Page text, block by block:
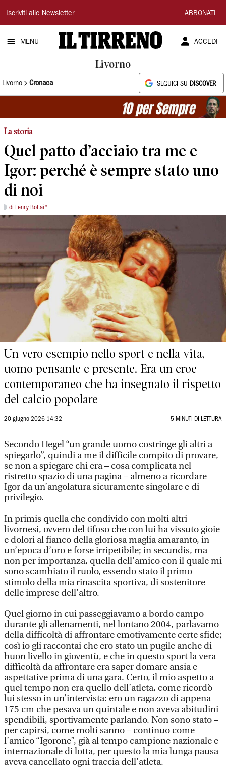
Il
Tirreno
Iscriviti alle Newsletter ABBONATI
MENU ACCEDI
Livorno
Livorno Cronaca SEGUICI SU DISCOVER
La storia
Quel patto d’acciaio tra me e
Igor: perché è sempre stato uno
di noi
di Lenny Bottai*
Un vero esempio nello sport e nella vita,
uomo pensante e presente. Era un eroe
contemporaneo che ha insegnato il rispetto
del calcio popolare
20 giugno 2026 14:32 5 MINUTI DI LETTURA
Secondo Hegel “un grande uomo costringe gli altri a
spiegarlo”, quindi a me il difficile compito di provare,
se non a spiegare chi era – cosa complicata nel
ristretto spazio di una pagina – almeno a ricordare
Igor da un’angolatura sicuramente singolare e di
privilegio.
In primis quella che condivido con molti altri
livornesi, ovvero del tifoso che con lui ha vissuto gioie
e dolori al fianco della gloriosa maglia amaranto, in
un’epoca d’oro e forse irripetibile; in secundis, ma
non per importanza, quella dell’amico con il quale mi
sono scambiato il ruolo, essendo stato il primo
stimolo della mia rinascita sportiva, di sostenitore
delle imprese dell’altro.
Quel giorno in cui passeggiavamo a bordo campo
durante gli allenamenti, nel lontano 2004, parlavamo
della difficoltà di affrontare emotivamente certe sfide;
così io gli raccontai che ero stato un pugile anche di
buon livello in gioventù, e che in questo sport la vera
difficoltà da affrontare era saper domare ansia e
aspettative prima di una gara. Certo, il mio aspetto a
quel tempo non era quello dell’atleta, come ricordò
lui stesso in un’intervista: ero un ragazzo di appena
175 cm che pesava un quintale e non aveva abitudini
spendibili, sportivamente parlando. Non sono stato –
per capirsi, come molti sanno – continuo come
l’amico “Igorone”, già al tempo campione nazionale e
internazionale di lotta, per questo la mia lunga pausa
aveva cancellato ogni traccia dell’atleta.